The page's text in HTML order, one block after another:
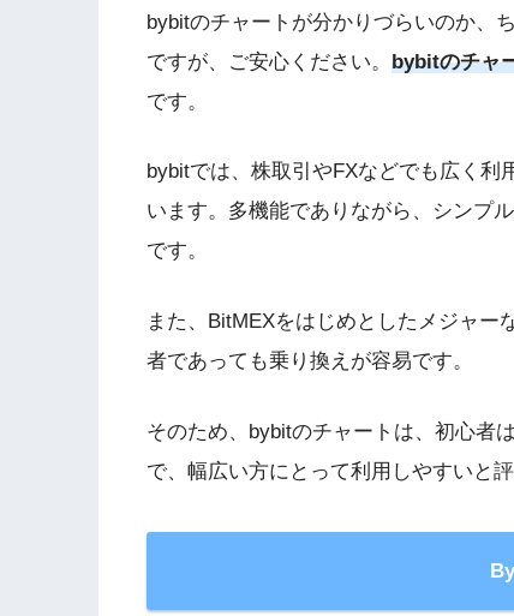
bybitのチャートが分かりづらいのか、
ですが、ご安心ください。 bybitのチャ
です。
bybitでは、株取引やFXなどでも広く利
います。多機能でありながら、シンプ
です。
また、BitMEXをはじめとしたメジャー
者であっても乗り換えが容易です。
そのため、bybitのチャートは、初心者
で、幅広い方にとって利用しやすいと評